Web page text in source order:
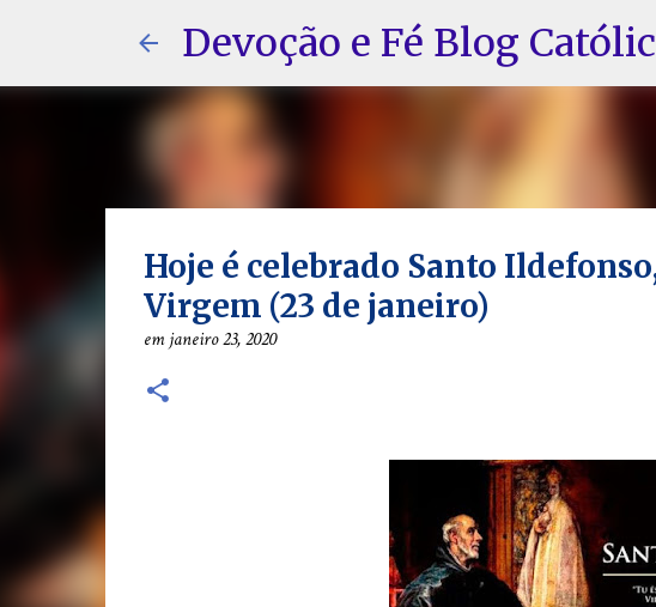
Devoção e Fé Blog
Hoje é celebrado Santo
Virgem (23 de janeiro)
emjaneiro 23, 2020